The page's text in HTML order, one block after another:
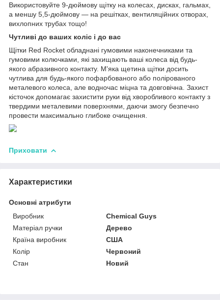
Використовуйте 9-дюймову щітку на колесах, дисках, гальмах,
а меншу 5,5-дюймову — на решітках, вентиляційних отворах,
вихлопних трубах тощо!
Чутливі до ваших коліс і до вас
Щітки Red Rocket обладнані гумовими наконечниками та
гумовими колючками, які захищають ваші колеса від будь-
якого абразивного контакту. М'яка щетина щітки досить
чутлива для будь-якого пофарбованого або полірованого
металевого колеса, але водночас міцна та довговічна. Захист
кісточок допомагає захистити руки від хворобливого контакту з
твердими металевими поверхнями, даючи змогу безпечно
провести максимально глибоке очищення.
Приховати
Характеристики
Основні атрибути
Виробник
Chemical Guys
Матеріал ручки
Дерево
Країна виробник
США
Колір
Червоний
Стан
Новий